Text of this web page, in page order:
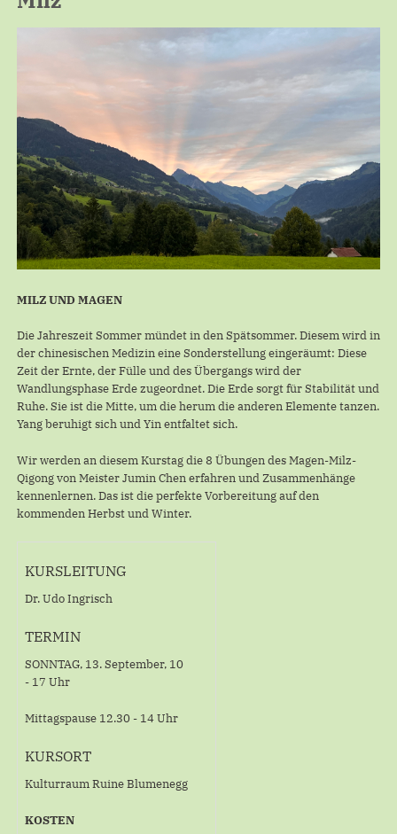
MILZ UND MAGEN
Die Jahreszeit Sommer mündet in den Spätsommer. Diesem wird in
der chinesischen Medizin eine Sonderstellung eingeräumt: Diese
Zeit der Ernte, der Fülle und des Übergangs wird der
Wandlungsphase Erde zugeordnet. Die Erde sorgt für Stabilität und
Ruhe. Sie ist die Mitte, um die herum die anderen Elemente tanzen.
Yang beruhigt sich und Yin entfaltet sich.
Wir werden an diesem Kurstag die 8 Übungen des Magen-Milz-
Qigong von Meister Jumin Chen erfahren und Zusammenhänge
kennenlernen. Das ist die perfekte Vorbereitung auf den
kommenden Herbst und Winter.
KURSLEITUNG
Dr. Udo Ingrisch
TERMIN
SONNTAG, 13. September, 10
- 17 Uhr
Mittagspause 12.30 - 14 Uhr
KURSORT
Kulturraum Ruine Blumenegg
KOSTEN